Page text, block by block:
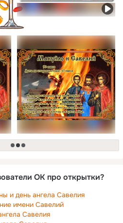
загрузка
ОК про открытки?
и день ангела Савелия
имени Савелий
Савелия